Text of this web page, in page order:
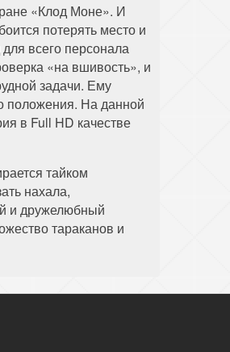
«Клод Моне». И
потерять место и
всего персонала
«на вшивость», и
задачи. Ему
положения. На данной
в Full HD качестве
тайком
нахала,
и дружелюбный
тараканов и